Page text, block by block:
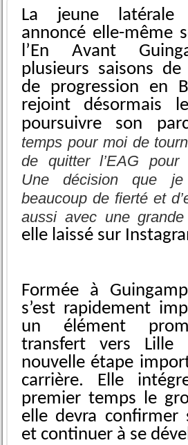
La jeune latérale
annoncé elle-même
l’En Avant
plusieurs saisons
de progression en
rejoint désormais
poursuivre son
temps pour moi de
de quitter l’EAG pour
Une décision que
beaucoup de fierté et
aussi avec une grande
elle laissé sur
Formée à
s’est rapidement
un élément
transfert vers Lille
nouvelle étape
carrière. Elle
premier temps le
elle devra confirmer
et continuer à se